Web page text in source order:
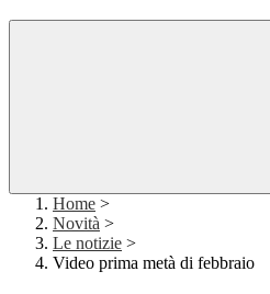
Home >
Novità >
Le notizie >
Video prima metà di febbraio